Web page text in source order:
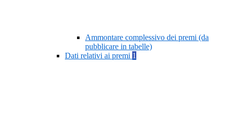
Ammontare complessivo dei premi (da
pubblicare in tabelle)
Dati relativi ai premi 1